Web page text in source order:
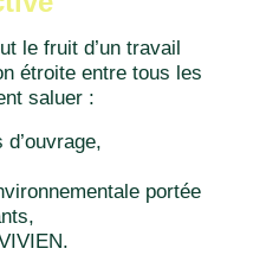
le fruit d’un travail
étroite entre tous les
saluer :
portée